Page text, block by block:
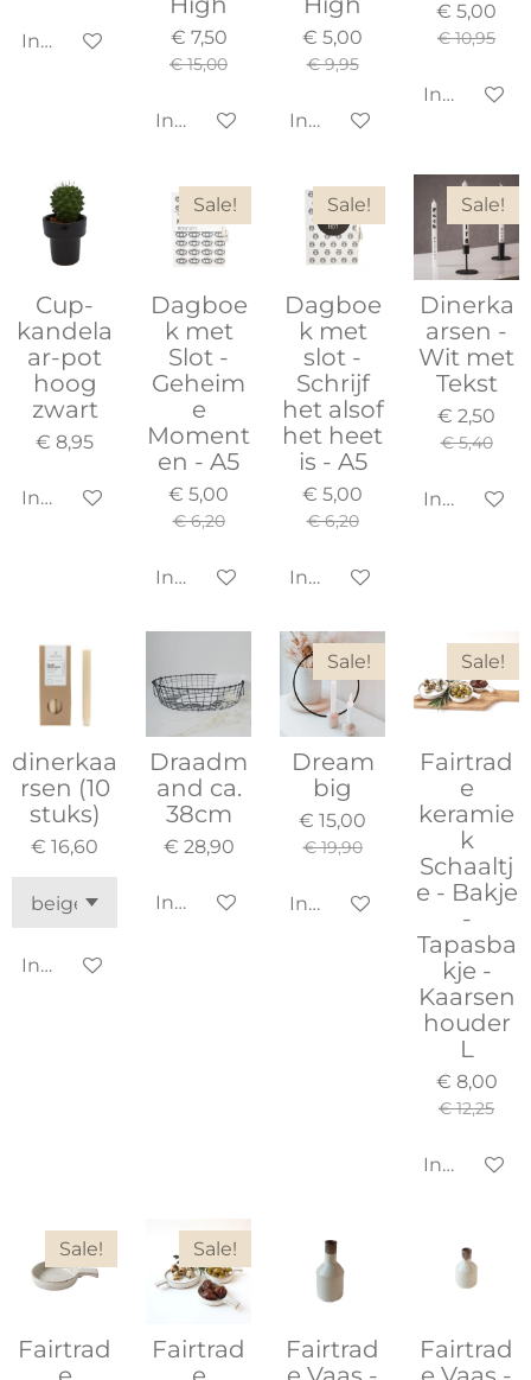
In winkelwagen€ 7,50
€ 15,00
In winkelwagen
€ 5,00
€ 9,95
In winkelwagen
€ 5,00
€ 10,95
In
Cup-
kandela
ar-pot
hoog
zwart
€ 8,95
In winkelwagen
Sale!
Dagboe
k met
Slot -
Geheim
e
Moment
en - A5
€ 5,00
€ 6,20
In winkelwagen
Sale!
Dagboe
k met
slot -
Schrijf
het alsof
het heet
is - A5
€ 5,00
€ 6,20
In winkelwagen
Sale!
Dinerka
arsen -
Wit met
Tekst
€ 2,50
€ 5,40
In
dinerkaa
rsen (10
stuks)
€ 16,60
In winkelwagen
Draadm
and ca.
38cm
€ 28,90
In winkelwagen
Sale!
Dream
big
€ 15,00
€ 19,90
In winkelwagen
Sale!
Fairtrad
e
keramie
k
Schaaltj
e - Bakje
-
Tapasba
kje -
Kaarsen
houder
L
€ 8,00
€ 12,25
In
Sale!
Fairtrad
Sale!
Fairtrad
Fairtrad
Fairtrad